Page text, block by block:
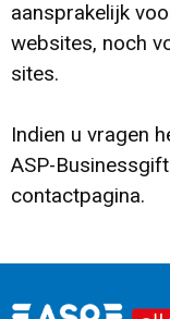
aansprakelijk
websites, noch
sites.
Indien u vragen
ASP-
contactpagina.